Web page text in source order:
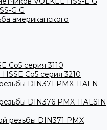
G G
американского
Co5 серия 3110
Co5 серия 3210
DIN371 PMX TIALN
DIN376 PMX TIALSIN
резьбы DIN371 PMX